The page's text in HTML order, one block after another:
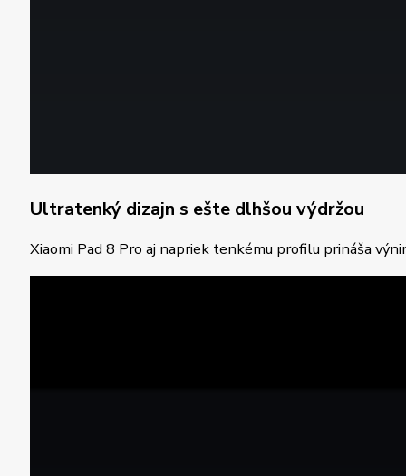
Ultratenký dizajn s ešte dlhšou výdržou
Xiaomi Pad 8 Pro aj napriek tenkému profilu prináša